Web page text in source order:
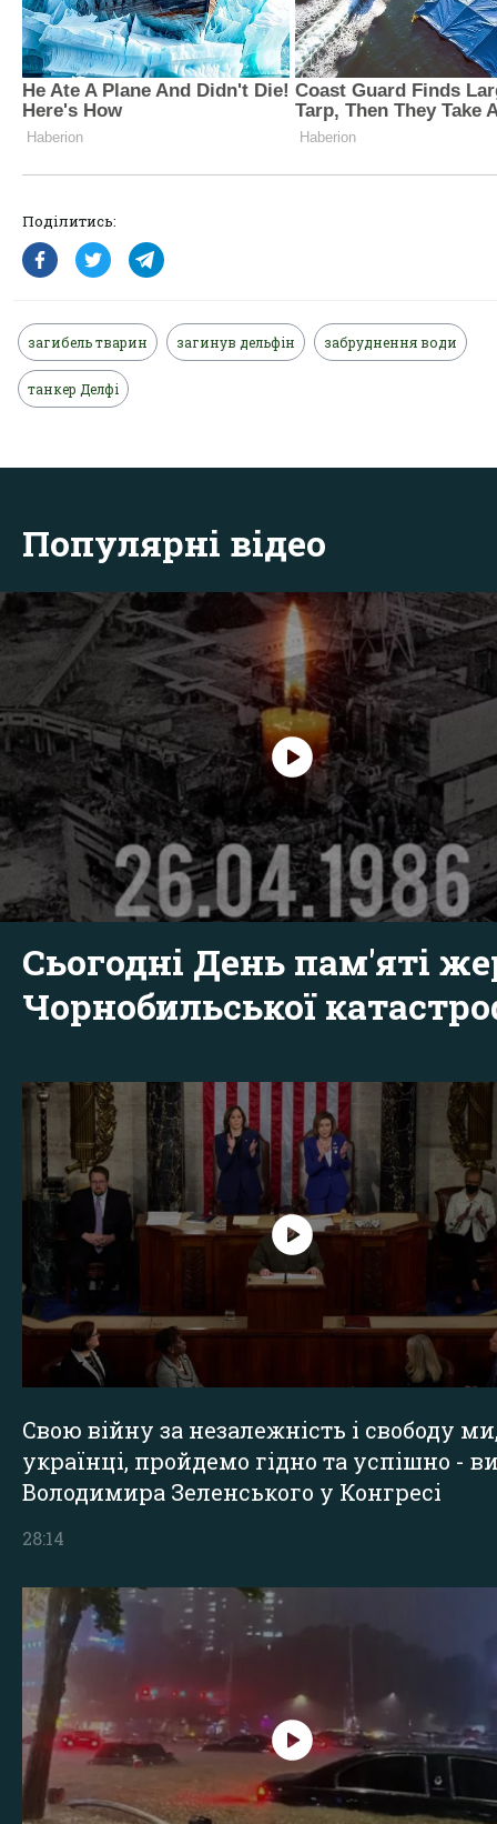
Поділитись:
загибель тварин загинув дельфін забруднення води
танкер Делфі
Популярні відео
Сьогодні День пам'яті
Чорнобильської
Свою війну за незалежність і свободу
українці, пройдемо гідно та успішно -
Володимира Зеленського у Конгресі
28:14